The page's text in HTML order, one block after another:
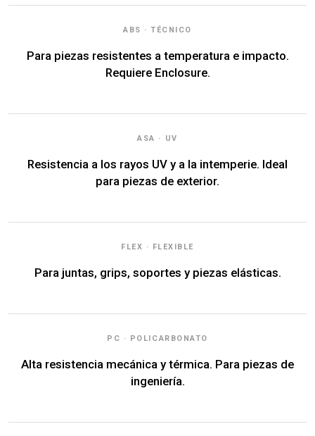
ABS · TÉCNICO
Para piezas resistentes a temperatura e impacto.
Requiere Enclosure.
ASA · UV
Resistencia a los rayos UV y a la intemperie. Ideal
para piezas de exterior.
FLEX · FLEXIBLE
Para juntas, grips, soportes y piezas elásticas.
PC · POLICARBONATO
Alta resistencia mecánica y térmica. Para piezas de
ingeniería.